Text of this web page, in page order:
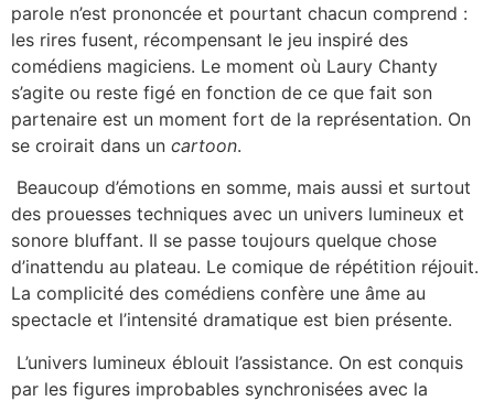
parole n’est prononcée et pourtant chacun comprend :
les rires fusent, récompensant le jeu inspiré des
comédiens magiciens. Le moment où Laury Chanty
s’agite ou reste figé en fonction de ce que fait son
partenaire est un moment fort de la représentation. On
se croirait dans un cartoon.
Beaucoup d’émotions en somme, mais aussi et surtout
des prouesses techniques avec un univers lumineux et
sonore bluffant. Il se passe toujours quelque chose
d’inattendu au plateau. Le comique de répétition réjouit.
La complicité des comédiens confère une âme au
spectacle et l’intensité dramatique est bien présente.
L’univers lumineux éblouit l’assistance. On est conquis
par les figures improbables synchronisées avec la